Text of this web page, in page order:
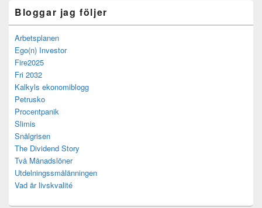
Bloggar jag följer
Arbetsplanen
Ego(n) Investor
Fire2025
Fri 2032
Kalkyls ekonomiblogg
Petrusko
Procentpanik
Slimis
Snålgrisen
The Dividend Story
Två Månadslöner
Utdelningssmålänningen
Vad är livskvalité